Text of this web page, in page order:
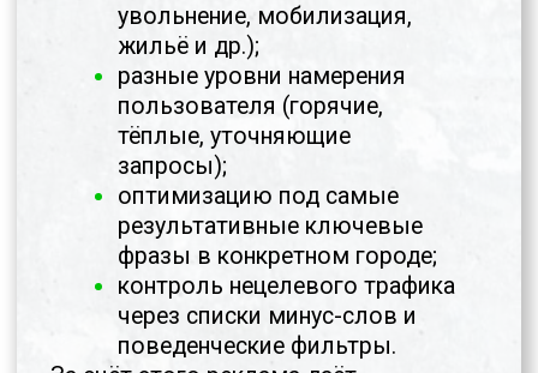
ПОСМОТРЕТЬ ДЕЙСТВУЮЩИЕ
ПРОЕКТЫ
текущий поток заявок,
реальные договоры и выручку по
городам,
ключевые показатели, которые
позволяют прогнозировать
результат.
Забронируйте удобное время заранее —
мы проводим не более 3–4 таких
встреч в неделю, чтобы уделить
внимание детальному разбору